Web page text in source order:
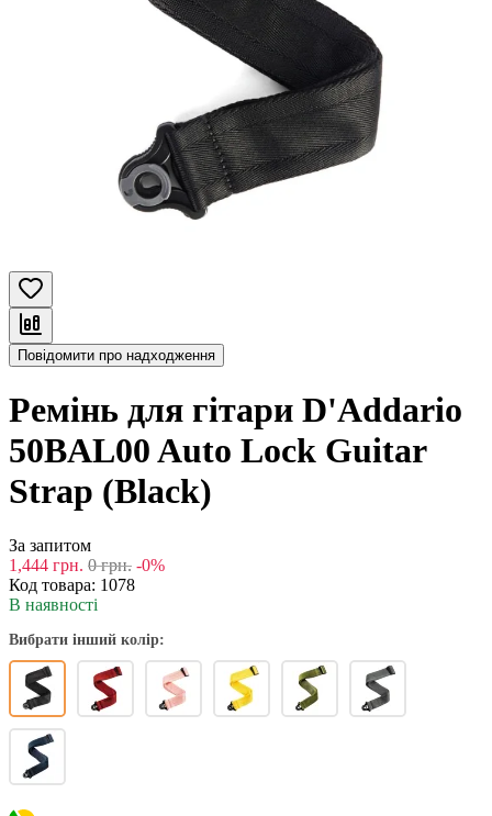
Повідомити про надходження
Ремінь для гітари D'Addario
50BAL00 Auto Lock Guitar
Strap (Black)
За запитом
1,444 грн. 0 грн. -0%
Код товара: 1078
В наявності
Вибрати інший колір: